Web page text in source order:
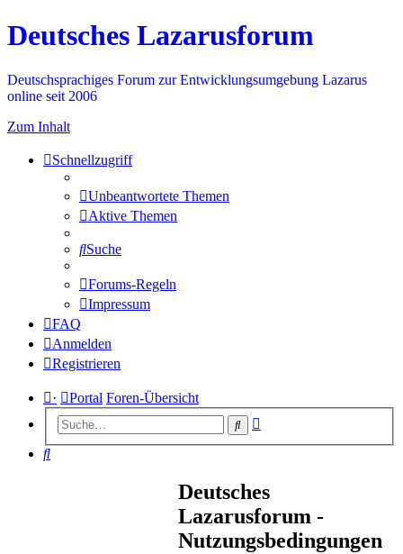
Deutsches Lazarusforum
Deutschsprachiges Forum zur Entwicklungsumgebung Lazarus
online seit 2006
Zum Inhalt
Schnellzugriff
Unbeantwortete Themen
Aktive Themen
Suche
Forums-Regeln
Impressum
FAQ
Anmelden
Registrieren
· Portal Foren-Übersicht
Suche
Suche
Deutsches
Lazarusforum -
Nutzungsbedingungen